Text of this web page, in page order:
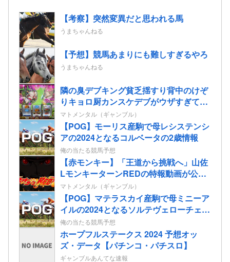
【考察】突然変異だと思われる馬
うまちゃんねる
【予想】競馬あまりにも難しすぎるやろ
うまちゃんねる
隣の臭デブキング貧乏揺すり背中のけぞ
りキョロ厨カンスケデブがウザすぎて心
が折れそう…
マトメンタル（ギャンブル）
【POG】モーリス産駒で母レシステンシ
アの2024となるコルベータの2歳情報
俺の当たる競馬予想
【赤モンキー】「王道から挑戦へ」山佐
LモンキーターンREDの特報動画が公
開！
マトメンタル（ギャンブル）
【POG】マテラスカイ産駒で母ミニーア
イルの2024となるソルテヴェローチェの
2歳情報
俺の当たる競馬予想
ホープフルステークス 2024 予想オッ
ズ・データ【パチンコ・パチスロ】
ギャンブルあんてな速報